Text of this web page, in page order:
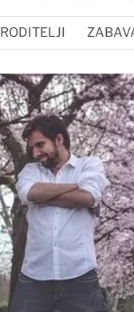
RODITELJI